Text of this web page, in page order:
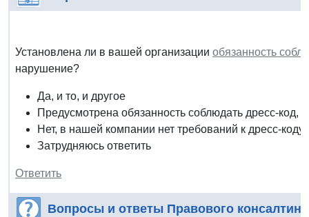
Установлена ли в вашей организации обязанность
нарушение?
Да, и то, и другое
Предусмотрена обязанность соблюдать дресс-код,
Нет, в нашей компании нет требований к дресс-коду
Затрудняюсь ответить
Ответить
Вопросы и ответы Правового